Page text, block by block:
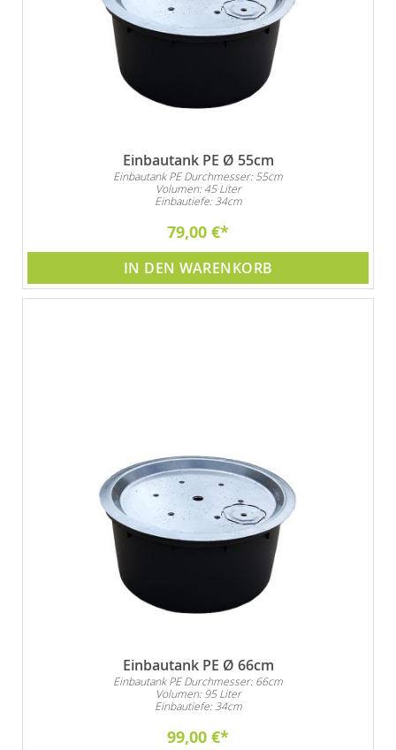
Einbautank PE Ø 55cm
Einbautank PE Durchmesser: 55cm
Volumen: 45 Liter
Einbautiefe: 34cm
79,00 €
IN DEN WARENKORB
Einbautank PE Ø 66cm
Einbautank PE Durchmesser: 66cm
Volumen: 95 Liter
Einbautiefe: 34cm
99,00 €